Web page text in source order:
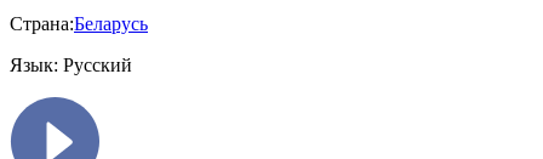
Страна:Беларусь
Язык: Русский